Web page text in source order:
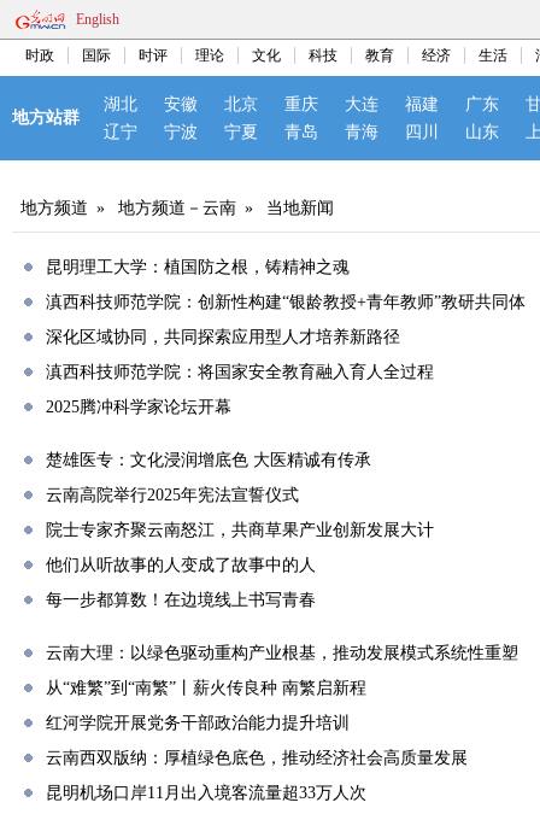
English
时政 国际 时评 理论 文化 科技 教育 经济 生活
地方站群
湖北 安徽 北京 重庆 大连 福建 广东
辽宁
宁波 宁夏 青岛 青海 四川 山东
地方频道 » 地方频道－云南 » 当地新闻
昆明理工大学：植国防之根，铸精神之魂
滇西科技师范学院：创新性构建“银龄教授+青年教师”教研共同体
深化区域协同，共同探索应用型人才培养新路径
滇西科技师范学院：将国家安全教育融入育人全过程
2025腾冲科学家论坛开幕
楚雄医专：文化浸润增底色 大医精诚有传承
云南高院举行2025年宪法宣誓仪式
院士专家齐聚云南怒江，共商草果产业创新发展大计
他们从听故事的人变成了故事中的人
每一步都算数！在边境线上书写青春
云南大理：以绿色驱动重构产业根基，推动发展模式系统性重塑
从“难繁”到“南繁”丨薪火传良种 南繁启新程
红河学院开展党务干部政治能力提升培训
云南西双版纳：厚植绿色底色，推动经济社会高质量发展
昆明机场口岸11月出入境客流量超33万人次